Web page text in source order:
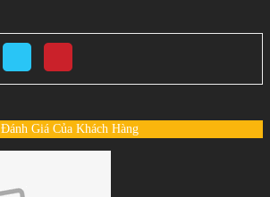
Đánh Giá Của Khách Hàng